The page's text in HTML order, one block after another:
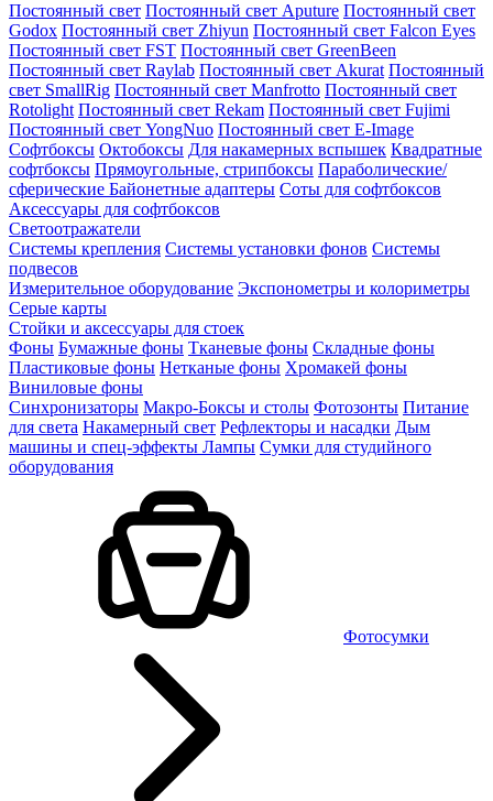
Постоянный свет Постоянный свет Aputure Постоянный свет
Godox Постоянный свет Zhiyun Постоянный свет Falcon Eyes
Постоянный свет FST Постоянный свет GreenBeen
Постоянный свет Raylab Постоянный свет Akurat Постоянный
свет SmallRig Постоянный свет Manfrotto Постоянный свет
Rotolight Постоянный свет Rekam Постоянный свет Fujimi
Постоянный свет YongNuo Постоянный свет E-Image
Софтбоксы Октобоксы Для накамерных вспышек Квадратные
софтбоксы Прямоугольные, стрипбоксы Параболические/
сферические Байонетныe адаптеры Соты для софтбоксов
Аксессуары для софтбоксов
Светоотражатели
Системы крепления Системы установки фонов Системы
подвесов
Измерительное оборудование Экспонометры и колориметры
Серые карты
Стойки и аксессуары для стоек
Фоны Бумажные фоны Тканевые фоны Складные фоны
Пластиковые фоны Нетканые фоны Хромакей фоны
Виниловые фоны
Синхронизаторы Макро-Боксы и столы Фотозонты Питание
для света Накамерный свет Рефлекторы и насадки Дым
машины и спец-эффекты Лампы Сумки для студийного
оборудования
Фотосумки